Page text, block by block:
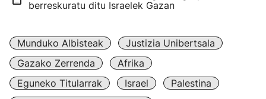
berreskuratu ditu Israelek Gazan
Munduko Albisteak
Justizia Unibertsala
Gazako Zerrenda
Afrika
Eguneko Titularrak
Israel
Palestina